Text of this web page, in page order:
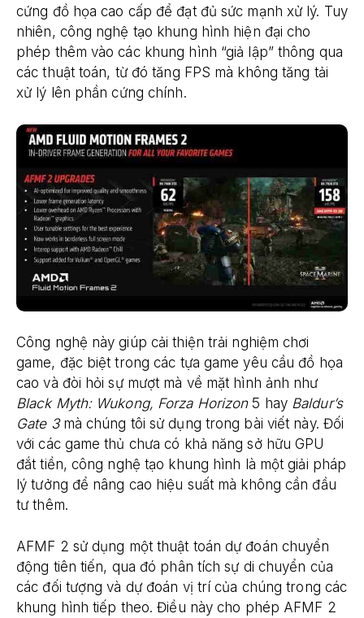
cứng đồ họa cao cấp để đạt đủ sức mạnh xử lý. Tuy
nhiên, công nghệ tạo khung hình hiện đại cho
phép thêm vào các khung hình “giả lập” thông qua
các thuật toán, từ đó tăng FPS mà không tăng tải
xử lý lên phần cứng chính.
Công nghệ này giúp cải thiện trải nghiệm chơi
game, đặc biệt trong các tựa game yêu cầu đồ họa
cao và đòi hỏi sự mượt mà về mặt hình ảnh như
Black Myth: Wukong, Forza Horizon5 hay Baldur’s
Gate 3 mà chúng tôi sử dụng trong bài viết này. Đối
với các game thủ chưa có khả năng sở hữu GPU
đắt tiền, công nghệ tạo khung hình là một giải pháp
lý tưởng để nâng cao hiệu suất mà không cần đầu
tư thêm.
AFMF 2 sử dụng một thuật toán dự đoán chuyển
động tiên tiến, qua đó phân tích sự di chuyển của
các đối tượng và dự đoán vị trí của chúng trong các
khung hình tiếp theo. Điều này cho phép AFMF 2